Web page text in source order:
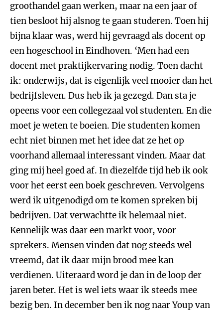
groothandel gaan werken, maar na een jaar of
tien besloot hij alsnog te gaan studeren. Toen hij
bijna klaar was, werd hij gevraagd als docent op
een hogeschool in Eindhoven. ‘Men had een
docent met praktijkervaring nodig. Toen dacht
ik: onderwijs, dat is eigenlijk veel mooier dan het
bedrijfsleven. Dus heb ik ja gezegd. Dan sta je
opeens voor een collegezaal vol studenten. En die
moet je weten te boeien. Die studenten komen
echt niet binnen met het idee dat ze het op
voorhand allemaal interessant vinden. Maar dat
ging mij heel goed af. In diezelfde tijd heb ik ook
voor het eerst een boek geschreven. Vervolgens
werd ik uitgenodigd om te komen spreken bij
bedrijven. Dat verwachtte ik helemaal niet.
Kennelijk was daar een markt voor, voor
sprekers. Mensen vinden dat nog steeds wel
vreemd, dat ik daar mijn brood mee kan
verdienen. Uiteraard word je dan in de loop der
jaren beter. Het is wel iets waar ik steeds mee
bezig ben. In december ben ik nog naar Youp van